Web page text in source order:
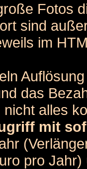
Fotos
sind
im
das
alles
mit
pro